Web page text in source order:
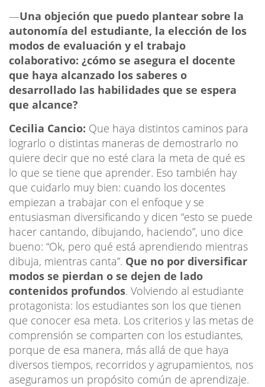
—Una objeción que puedo plantear sobre la
autonomía del estudiante, la elección de los
modos de evaluación y el trabajo
colaborativo: ¿cómo se asegura el docente
que haya alcanzado los saberes o
desarrollado las habilidades que se espera
que alcance?
Cecilia Cancio: Que haya distintos caminos para
lograrlo o distintas maneras de demostrarlo no
quiere decir que no esté clara la meta de qué es
lo que se tiene que aprender. Eso también hay
que cuidarlo muy bien: cuando los docentes
empiezan a trabajar con el enfoque y se
entusiasman diversificando y dicen “esto se puede
hacer cantando, dibujando, haciendo”, uno dice
bueno: “Ok, pero qué está aprendiendo mientras
dibuja, mientras canta”. Que no por diversificar
modos se pierdan o se dejen de lado
contenidos profundos. Volviendo al estudiante
protagonista: los estudiantes son los que tienen
que conocer esa meta. Los criterios y las metas de
comprensión se comparten con los estudiantes,
porque de esa manera, más allá de que haya
diversos tiempos, recorridos y agrupamientos, nos
aseguramos un propósito común de aprendizaje.